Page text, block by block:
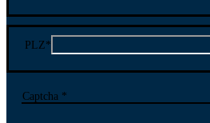
PLZ*
Captcha *